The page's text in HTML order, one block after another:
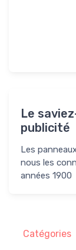
Le
publicité
Les
nous les
années 1900
Catégories